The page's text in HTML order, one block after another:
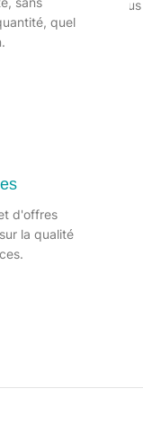
quel
d'offres
la qualité
et fait briller tous
Formulé sans
Citron et Pin.